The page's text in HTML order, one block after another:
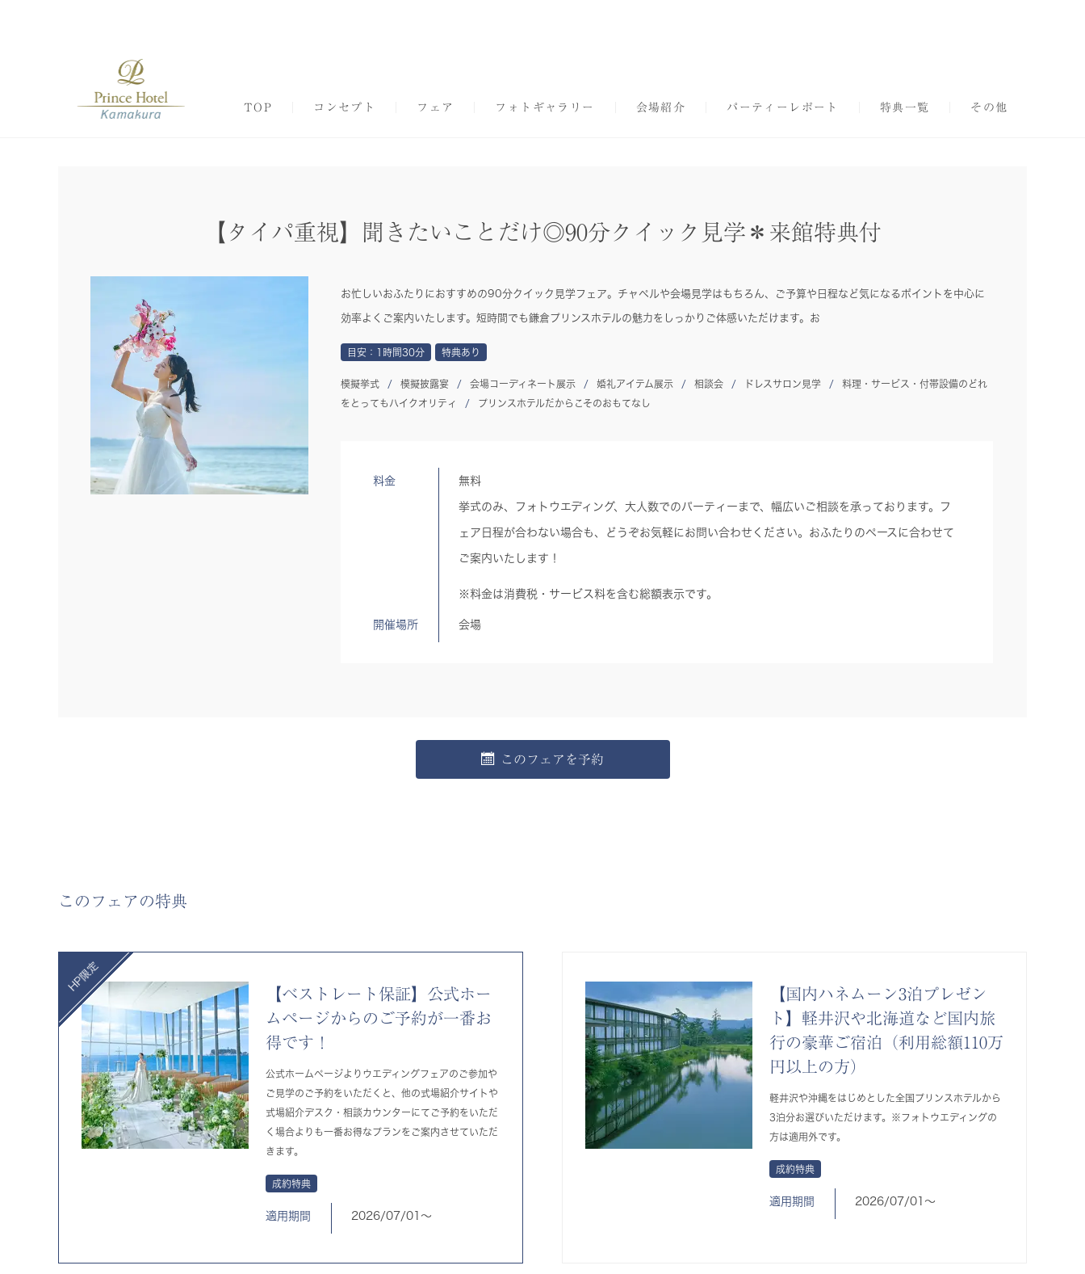
TOP コンセプト フェア フォトギャラリー 会場紹介 パーティーレポート 特典一覧 その他
【タイパ重視】聞きたいことだけ◎90分クイック見学＊来館特典付
お忙しいおふたりにおすすめの90分クイック見学フェア。チャペルや会場見学はもちろん、ご予算や日程など気になるポイントを中心に
効率よくご案内いたします。短時間でも鎌倉プリンスホテルの魅力をしっかりご体感いただけます。お
目安：1時間30分 特典あり
模擬挙式 模擬披露宴 会場コーディネート展示 婚礼アイテム展示 相談会 ドレスサロン見学
料理・サービス・付帯設備のどれ
をとってもハイクオリティ
プリンスホテルだからこそのおもてなし
料金 無料
挙式のみ、フォトウエディング、大人数でのパーティーまで、幅広いご相談を承っております。フ
ェア日程が合わない場合も、どうぞお気軽にお問い合わせください。おふたりのペースに合わせて
ご案内いたします！
※料金は消費税・サービス料を含む総額表示です。
開催場所 会場
このフェアを予約
このフェアの特典
【ベストレート保証】公式ホー
ムページからのご予約が一番お
得です！
公式ホームページよりウエディングフェアのご参加や
ご見学のご予約をいただくと、他の式場紹介サイトや
式場紹介デスク・相談カウンターにてご予約をいただ
く場合よりも一番お得なプランをご案内させていただ
きます。
成約特典
適用期間 2026/07/01〜
【国内ハネムーン3泊プレゼン
ト】軽井沢や北海道など国内旅
行の豪華ご宿泊（利用総額110万
円以上の方）
軽井沢や沖縄をはじめとした全国プリンスホテルから
3泊分お選びいただけます。※フォトウエディングの
方は適用外です。
成約特典
適用期間 2026/07/01〜